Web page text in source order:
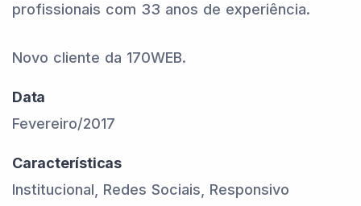
profissionais com 33 anos de experiência.
Novo cliente da 170WEB.
Data
Fevereiro/2017
Características
Institucional, Redes Sociais, Responsivo